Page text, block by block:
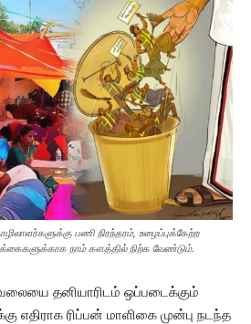
பணி நிரந்தரம், உழைப்புக்கேற்ற
நாம் களத்தில் நிற்க வேண்டும்.
தனியாரிடம் ஒப்படைக்கும்
எதிராக ரிப்பன் மாளிகை முன்பு நடந்த